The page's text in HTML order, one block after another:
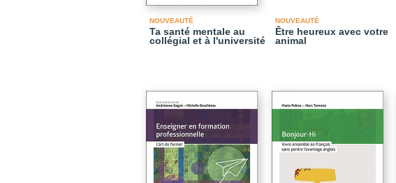
NOUVEAUTÉ
Ta santé mentale au
collégial et à l'université
NOUVEAUTÉ
Être heureux avec votre
animal